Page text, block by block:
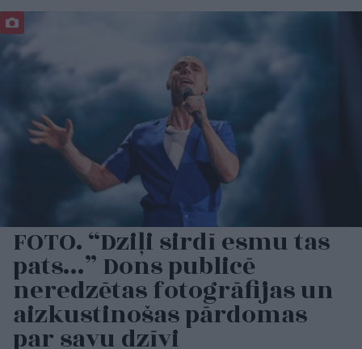
FOTO. “Dziļi sirdī esmu tas
pats…” Dons publicē
neredzētas fotogrāfijas un
aizkustinošas pārdomas
par savu dzīvi